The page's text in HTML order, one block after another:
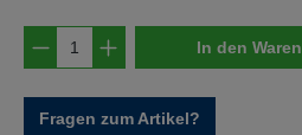
Produkt Anzahl: Gib
In den
Fragen zum Artikel?